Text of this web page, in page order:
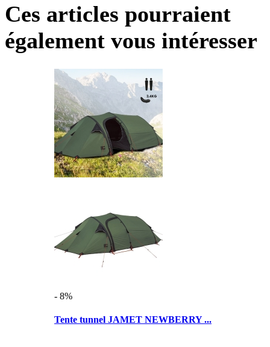
Ces articles pourraient
également vous intéresser
- 8%
Tente tunnel JAMET NEWBERRY ...